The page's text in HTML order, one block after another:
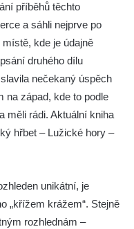
příběhů těchto
a sáhli nejprve po
kde je údajně
druhého dílu
nečekaný úspěch
na západ, kde to podle
měli rádi. Aktuální kniha
hřbet – Lužické hory –
unikátní, je
„křížem krážem“. Stejně
rozhlednám –